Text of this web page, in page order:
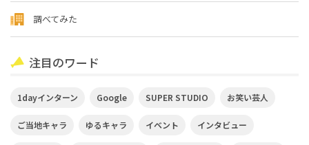
調べてみた
注目のワード
1dayインターン Google SUPER STUDIO お笑い芸人
ご当地キャラ ゆるキャラ イベント インタビュー